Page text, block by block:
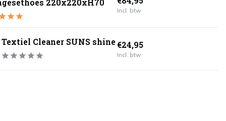
220x220xH70
Incl. btw
Textiel Cleaner SUNS shine€24,95
Incl. btw